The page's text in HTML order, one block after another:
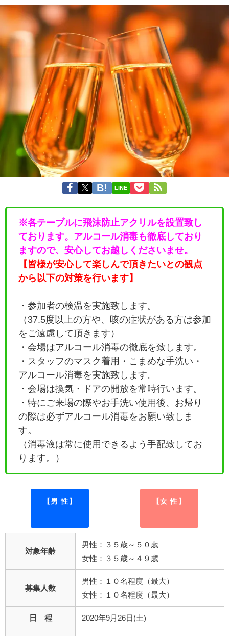
LINE
※各テーブルに飛沫防止アクリルを設置致し
ております。アルコール消毒も徹底しており
ますので、安心してお越しくださいませ。
【皆様が安心して楽しんで頂きたいとの観点
から以下の対策を行います】
・参加者の検温を実施致します。
（37.5度以上の方や、咳の症状がある方は参加
をご遠慮して頂きます）
・会場はアルコール消毒の徹底を致します。
・ スタッフのマスク着用・こまめな手洗い・
アルコール消毒を実施致します。
・会場は換気・ドアの開放を常時行います。
・特にご来場の際やお手洗い使用後、お帰り
の際は必ずアルコール消毒をお願い致しま
す。
（消毒液は常に使用できるよう手配致してお
ります。）
【男 性】 【女 性】
対象年齢
男性：３５歳～５０歳
女性：３５歳～４９歳
募集人数
男性：１０名程度（最大）
女性：１０名程度（最大）
日 程 2020年9月26日(土)